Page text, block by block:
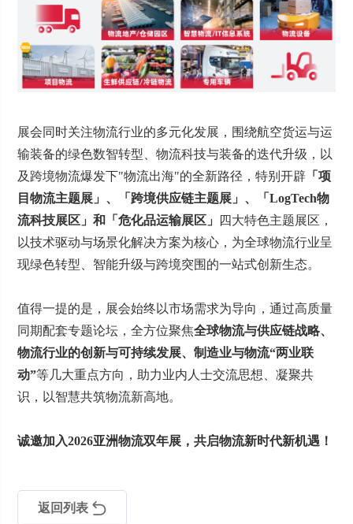
展会同时关注物流行业的多元化发展，围绕航空货运与运
输装备的绿色数智转型、物流科技与装备的迭代升级，以
及跨境物流爆发下"物流出海"的全新路径，特别开辟 「项
目物流主题展」、「跨境供应链主题展」、「LogTech物
流科技展区」和「危化品运输展区」
四大特色主题展区，
以技术驱动与场景化解决方案为核心，为全球物流行业呈
现绿色转型、智能升级与跨境突围的一站式创新生态。
值得一提的是，展会始终以市场需求为导向，通过高质量
同期配套专题论坛，全方位聚焦全球物流与供应链战略、
物流行业的创新与可持续发展、制造业与物流“两业联
动”等几大重点方向，助力业内人士交流思想、凝聚共
识，以智慧共筑物流新高地。
诚邀加入2026亚洲物流双年展，共启物流新时代新机遇！
返回列表